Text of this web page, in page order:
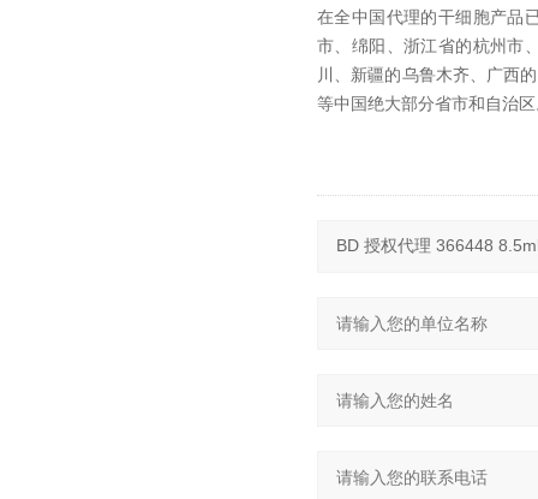
在全中国代理的干细胞产品
市、绵阳、浙江省的杭州市
川、新疆的乌鲁木齐、广西
等中国绝大部分省市和自治